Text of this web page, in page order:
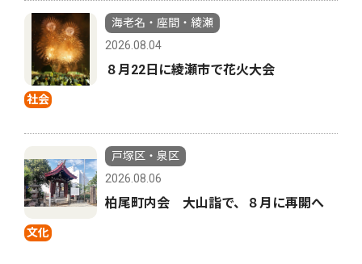
社会
海老名・座間・綾瀬
2026.08.04
８月22日に綾瀬市で花火大会
文化
戸塚区・泉区
2026.08.06
柏尾町内会 大山詣で、８月に再開へ